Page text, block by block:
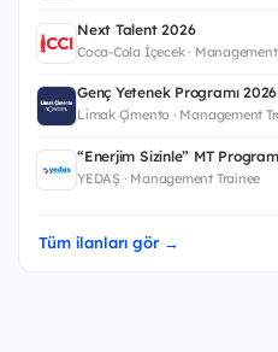
Next Talent 2026
Coca-Cola İçecek ·
Genç Yetenek Programı 2026
Limak Çimento · Management
“Enerjim Sizinle” MT
YEDAŞ · Management Trainee
Tüm ilanları gör →